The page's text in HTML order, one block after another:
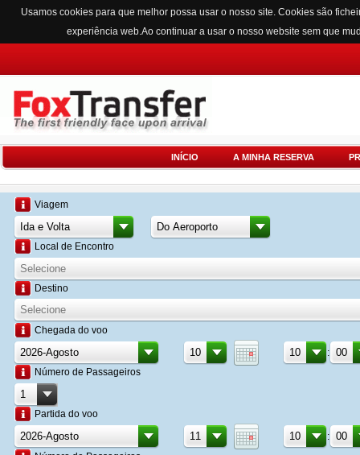
Usamos cookies para que melhor possa usar o nosso site. Cookies são
experiência web.Ao continuar a usar o nosso website sem que
INÍCIO A MINHA RESERVA
Viagem
Local de Encontro
Destino
Chegada do voo
:
Número de Passageiros
Partida do voo
: